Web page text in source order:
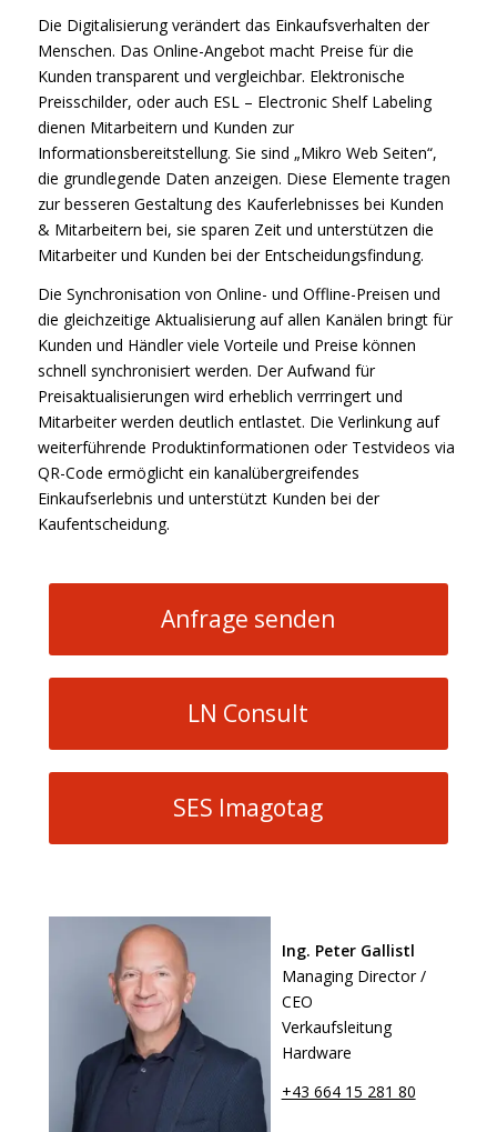
Die Digitalisierung verändert das Einkaufsverhalten der
Menschen. Das Online-Angebot macht Preise für die
Kunden transparent und vergleichbar. Elektronische
Preisschilder, oder auch ESL – Electronic Shelf Labeling
dienen Mitarbeitern und Kunden zur
Informationsbereitstellung. Sie sind „Mikro Web Seiten“,
die grundlegende Daten anzeigen. Diese Elemente tragen
zur besseren Gestaltung des Kauferlebnisses bei Kunden
& Mitarbeitern bei, sie sparen Zeit und unterstützen die
Mitarbeiter und Kunden bei der Entscheidungsfindung.
Die Synchronisation von Online- und Offline-Preisen und
die gleichzeitige Aktualisierung auf allen Kanälen bringt für
Kunden und Händler viele Vorteile und Preise können
schnell synchronisiert werden. Der Aufwand für
Preisaktualisierungen wird erheblich verrringert und
Mitarbeiter werden deutlich entlastet. Die Verlinkung auf
weiterführende Produktinformationen oder Testvideos via
QR-Code ermöglicht ein kanalübergreifendes
Einkaufserlebnis und unterstützt Kunden bei der
Kaufentscheidung.
Anfrage senden
LN Consult
SES Imagotag
Ing. Peter Gallistl
Managing Director /
CEO
Verkaufsleitung
Hardware
+43 664 15 281 80